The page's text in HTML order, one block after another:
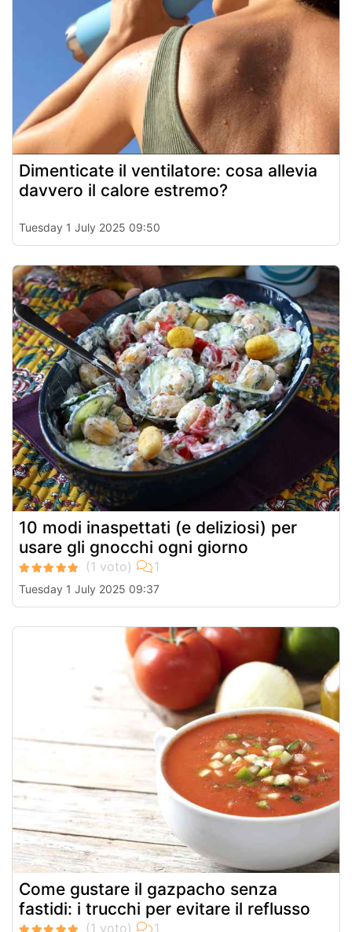
Dimenticate il ventilatore: cosa allevia
davvero il calore estremo?
Tuesday 1 July 2025 09:50
10 modi inaspettati (e deliziosi) per
usare gli gnocchi ogni giorno
Tuesday 1 July 2025 09:37
Come gustare il gazpacho senza
fastidi: i trucchi per evitare il reflusso